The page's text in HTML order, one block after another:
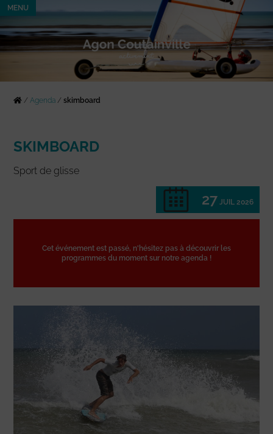
MENU
/Agenda /skimboard
SKIMBOARD
Sport de glisse
27 JUIL 2026
Cet événement est passé, n'hésitez pas à découvrir les
programmes du moment sur notre agenda !